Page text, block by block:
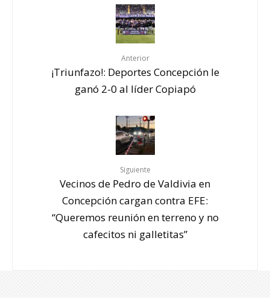
Anterior
¡Triunfazo!: Deportes Concepción le
ganó 2-0 al líder Copiapó
Siguiente
Vecinos de Pedro de Valdivia en
Concepción cargan contra EFE:
“Queremos reunión en terreno y no
cafecitos ni galletitas”